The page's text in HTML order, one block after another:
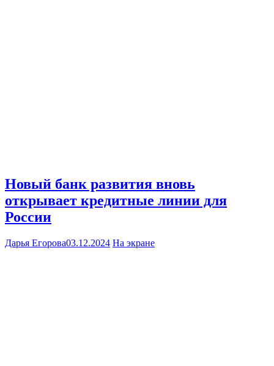
Новый банк развития вновь
открывает кредитные линии для
России
Дарья Егорова03.12.2024 На экране